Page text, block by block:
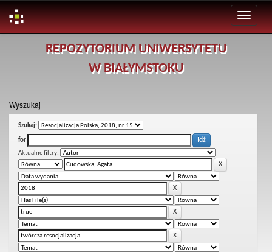
REPOZYTORIUM UNIWERSYTETU
W BIAŁYMSTOKU
Wyszukaj
Szukaj:
for
Aktualne filtry: